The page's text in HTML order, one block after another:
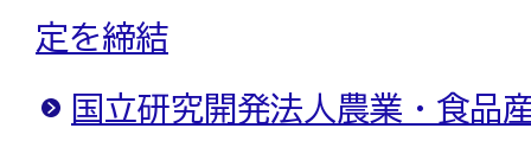
定を締結
国立研究開発法人農業・食品